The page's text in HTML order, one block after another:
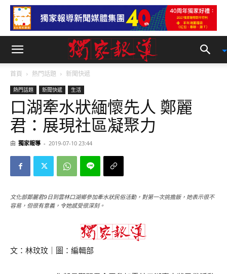
首頁 熱門話題 新聞快遞
熱門話題 新聞快遞 生活
口湖牽水狀緬懷先人 鄭麗
君：展現社區凝聚力
由 獨家報導 - 2019-07-10 23:44
文化部鄭麗君9日到雲林口湖鄉參加牽水狀民俗活動，對第一次挑擔飯，她表示很不
容易，但很有意義，令她感受很深刻。
文：林玟玟｜圖：編輯部